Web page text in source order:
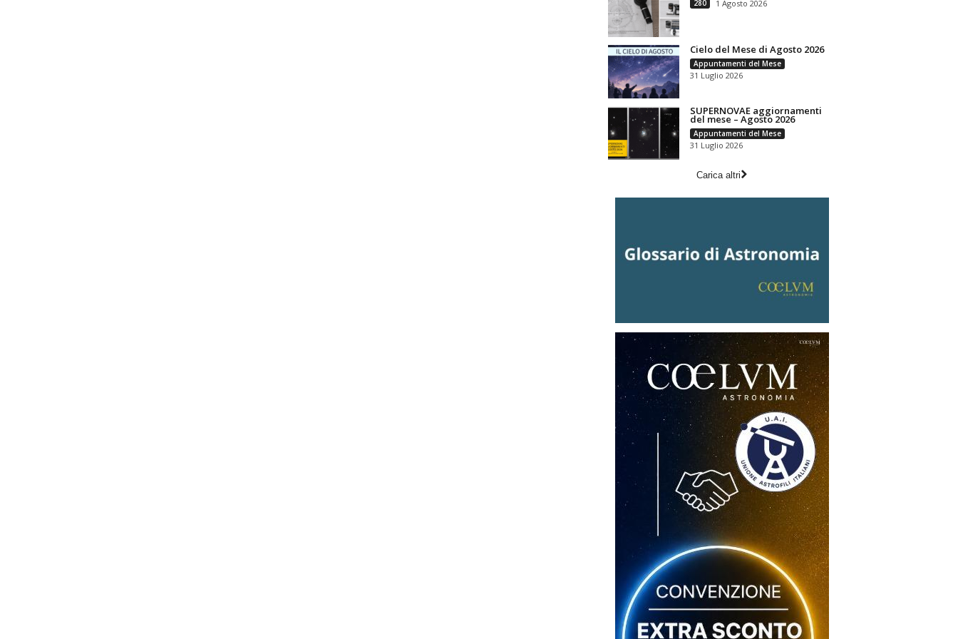
280 1 Agosto 2026
Cielo del Mese di Agosto 2026
Appuntamenti del Mese
31 Luglio 2026
SUPERNOVAE aggiornamenti
del mese – Agosto 2026
Appuntamenti del Mese
31 Luglio 2026
Carica altri